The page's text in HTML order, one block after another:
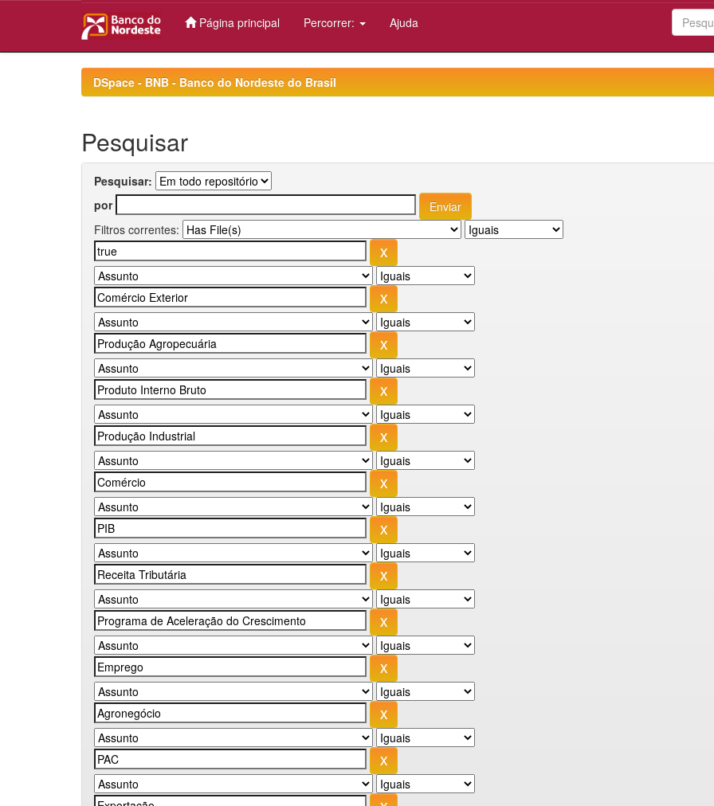
Página principal Percorrer: Ajuda
DSpace - BNB - Banco do Nordeste do Brasil
Pesquisar
Pesquisar:
por
Filtros correntes: